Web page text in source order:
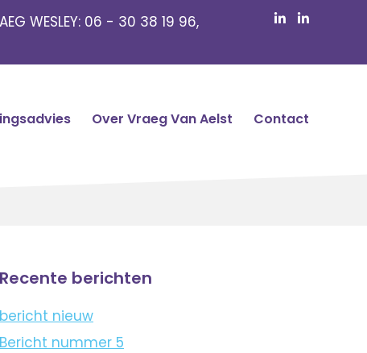
WESLEY: 06 - 30 38 19 96,
Over Vraeg Van Aelst Contact
Recente berichten
bericht nieuw
Bericht nummer 5